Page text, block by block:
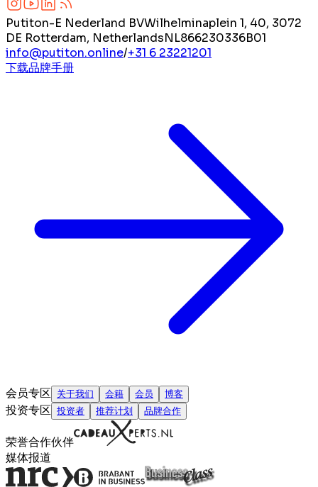
Putiton-E Nederland BVWilhelminaplein 1, 40, 3072
DE Rotterdam, NetherlandsNL866230336B01
info@putiton.online/+31 6 23221201
下载品牌手册
会员专区 关于我们 会籍 会员 博客
投资专区 投资者 推荐计划 品牌合作
荣誉合作伙伴
媒体报道